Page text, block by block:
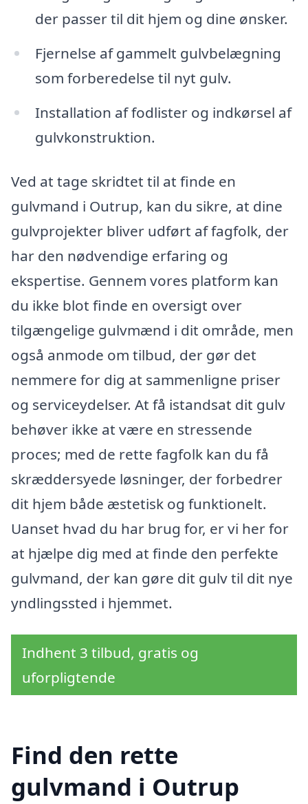
der passer til dit hjem og dine ønsker.
Fjernelse af gammelt gulvbelægning
som forberedelse til nyt gulv.
Installation af fodlister og indkørsel af
gulvkonstruktion.
Ved at tage skridtet til at finde en
gulvmand i Outrup, kan du sikre, at dine
gulvprojekter bliver udført af fagfolk, der
har den nødvendige erfaring og
ekspertise. Gennem vores platform kan
du ikke blot finde en oversigt over
tilgængelige gulvmænd i dit område, men
også anmode om tilbud, der gør det
nemmere for dig at sammenligne priser
og serviceydelser. At få istandsat dit gulv
behøver ikke at være en stressende
proces; med de rette fagfolk kan du få
skræddersyede løsninger, der forbedrer
dit hjem både æstetisk og funktionelt.
Uanset hvad du har brug for, er vi her for
at hjælpe dig med at finde den perfekte
gulvmand, der kan gøre dit gulv til dit nye
yndlingssted i hjemmet.
Indhent 3 tilbud, gratis og
uforpligtende
Find den rette
gulvmand i Outrup